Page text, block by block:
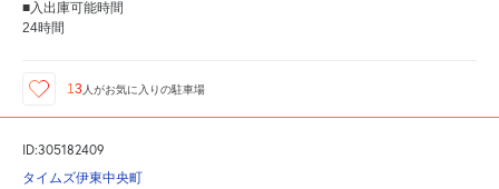
■入出庫可能時間
24時間
13 人がお気に入りの駐車場
ID:305182409
タイムズ伊東中央町